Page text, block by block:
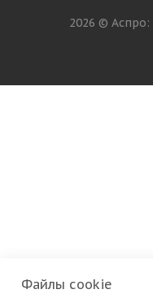
2026 © Аспро:
Файлы cookie